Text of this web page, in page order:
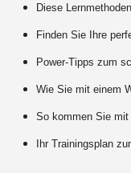
Diese
Finden Sie Ihre
Power-Tipps zum
Wie Sie mit einem
So kommen Sie mit
Ihr Trainingsplan